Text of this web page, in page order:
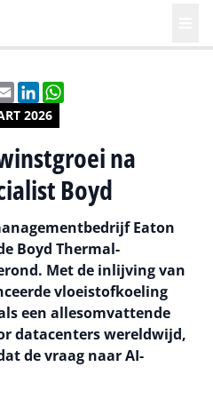
2026
EmailLinkedIn
na
Boyd
Eaton
Boyd Thermal-
Met de inlijving van
vloeistofkoeling
een allesomvattende
datacenters wereldwijd,
de vraag naar AI-